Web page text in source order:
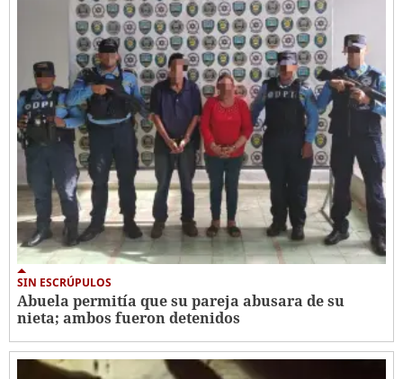
SIN ESCRÚPULOS
Abuela permitía que su pareja abusara de su
nieta; ambos fueron detenidos